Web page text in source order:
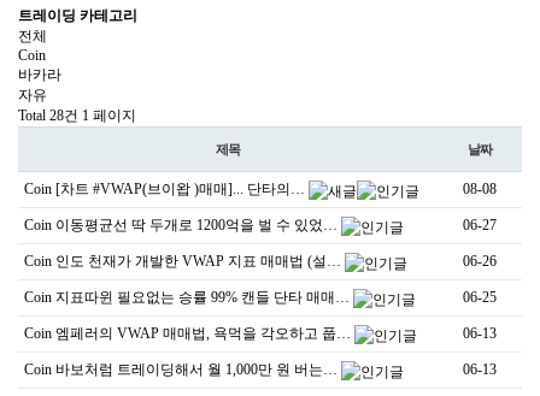
트레이딩 카테고리
전체
Coin
바카라
자유
Total 28건 1 페이지
제목 날짜
Coin [차트 #VWAP(브이왑 )매매]... 단타의… 08-08
Coin 이동평균선 딱 두개로 1200억을 벌 수 있었… 06-27
Coin 인도 천재가 개발한 VWAP 지표 매매법 (설… 06-26
Coin 지표따윈 필요없는 승률 99% 캔들 단타 매매… 06-25
Coin 엠페러의 VWAP 매매법, 욕먹을 각오하고 풉… 06-13
Coin 바보처럼 트레이딩해서 월 1,000만 원 버는… 06-13